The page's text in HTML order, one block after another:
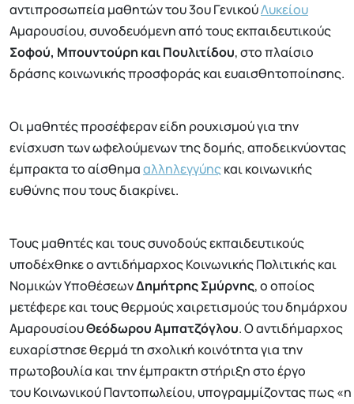
αντιπροσωπεία μαθητών του 3ου ΓενικούΛυκείου
Αμαρουσίου, συνοδευόμενη από τους εκπαιδευτικούς
Σοφού, Μπουντούρη και Πουλιτίδου, στο πλαίσιο
δράσης κοινωνικής προσφοράς και ευαισθητοποίησης.
Οι μαθητές προσέφεραν είδη ρουχισμού για την
ενίσχυση των ωφελούμενων της δομής, αποδεικνύοντας
έμπρακτα το αίσθημααλληλεγγύηςκαι κοινωνικής
ευθύνης που τους διακρίνει.
Τους μαθητές και τους συνοδούς εκπαιδευτικούς
υποδέχθηκε ο αντιδήμαρχος Κοινωνικής Πολιτικής και
Νομικών ΥποθέσεωνΔημήτρης Σμύρνης, ο οποίος
μετέφερε και τους θερμούς χαιρετισμούς του δημάρχου
ΑμαρουσίουΘεόδωρου Αμπατζόγλου. Ο αντιδήμαρχος
ευχαρίστησε θερμά τη σχολική κοινότητα για την
πρωτοβουλία και την έμπρακτη στήριξη στο έργο
του Κοινωνικού Παντοπωλείου, υπογραμμίζοντας πως «η